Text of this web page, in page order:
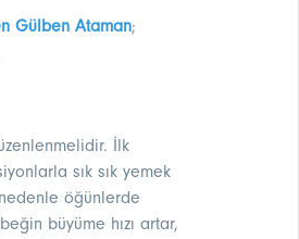
Gülben Ataman;
İlk
sık sık yemek
öğünlerde
büyüme hızı artar,